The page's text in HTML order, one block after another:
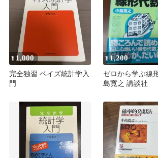
¥ 1,000
完全独習 ベイズ統計学入
門
¥1,200
ゼロから学ぶ線
島寛之 講談社